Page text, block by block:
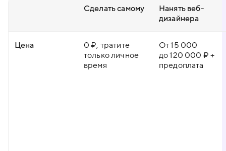
Сделать самому
Нанять веб-
дизайнера
Цена
0 ₽, тратите
только личное
время
От 15 000
до 120 000 ₽ +
предоплата